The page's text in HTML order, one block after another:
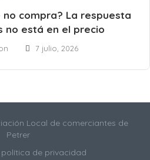
no compra? La respuesta
no está en el precio
7 julio, 2026
Local de comerciantes de
Petrer
de privacidad